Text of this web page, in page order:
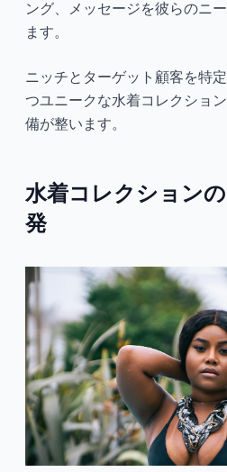
ング、メッセージを彼らのニ
ます。
ニッチとターゲット顧客を特
つユニークな水着コレクショ
備が整います。
水着コレクション
発